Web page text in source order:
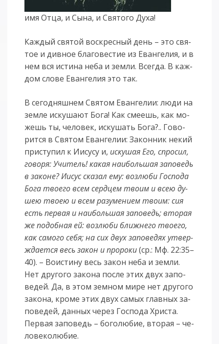
имя От­ца, и Сы­на, и Свя­то­го Ду­ха!
Каж­дый свя­той вос­крес­ный день – это свя­
тое и див­ное бла­го­ве­стие из Еван­ге­лия, и в
нем вся ис­ти­на не­ба и зем­ли. Все­гда. В каж­
дом сло­ве Еван­ге­лия это так.
В се­го­дняш­нем Свя­том Еван­ге­лии: лю­ди на
зем­ле ис­ку­ша­ют Бо­га! Как сме­ешь, как мо­
жешь ты, че­ло­век, ис­ку­шать Бо­га?.. Го­во­
рит­ся в Свя­том Еван­ге­лии: За­кон­ник не­кий
при­сту­пил к Иису­су и, ис­ку­шая Его, спро­сил,
го­во­ря: Учи­тель! ка­кая наи­боль­шая за­по­ведь
в за­ко­не? Иисус ска­зал ему: воз­лю­би Гос­по­да
Бо­га тво­е­го всем серд­цем тво­им и всею ду­
шею тво­ею и всем ра­зу­ме­ни­ем тво­им: сия
есть пер­вая и наи­боль­шая за­по­ведь; вто­рая
же по­доб­ная ей: воз­лю­би ближ­не­го тво­е­го,
как са­мо­го се­бя; на сих двух за­по­ве­дях утвер­
жда­ет­ся весь за­кон и про­ро­ки(ср.: Мф. 22:35–
40). – Во­ис­ти­ну весь за­кон не­ба и зем­ли.
Нет дру­го­го за­ко­на по­сле этих двух за­по­
ве­дей. Да, в этом зем­ном ми­ре нет дру­го­го
за­ко­на, кро­ме этих двух са­мых глав­ных за­
по­ве­дей, дан­ных че­рез Гос­по­да Хри­ста.
Пер­вая за­по­ведь – бо­го­лю­бие, вто­рая – че­
ло­ве­ко­лю­бие.